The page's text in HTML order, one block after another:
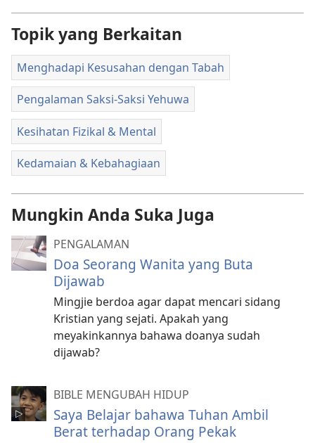
Topik yang Berkaitan
Menghadapi Kesusahan dengan Tabah
Pengalaman Saksi-Saksi Yehuwa
Kesihatan Fizikal & Mental
Kedamaian & Kebahagiaan
Mungkin Anda Suka Juga
PENGALAMAN
Doa Seorang Wanita yang Buta
Dijawab
Mingjie berdoa agar dapat mencari sidang
Kristian yang sejati. Apakah yang
meyakinkannya bahawa doanya sudah
dijawab?
BIBLE MENGUBAH HIDUP
Saya Belajar bahawa Tuhan Ambil
Berat terhadap Orang Pekak